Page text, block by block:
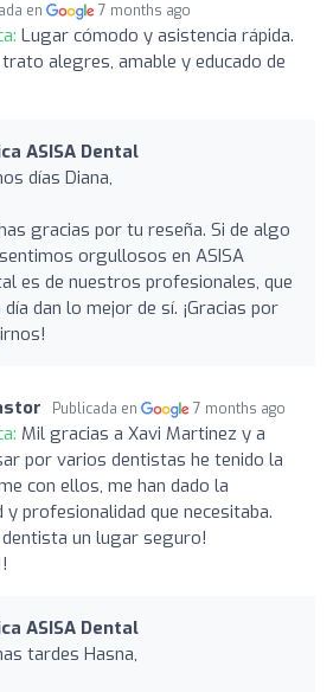
en 7 months ago
Lugar cómodo y asistencia rápida.
alegres, amable y educado de
ASISA Dental
días Diana,
gracias por tu reseña. Si de algo
orgullosos en ASISA
es de nuestros profesionales, que
día dan lo mejor de sí. ¡Gracias por
Publicada en 7 months ago
Mil gracias a Xavi Martinez y a
por varios dentistas he tenido la
con ellos, me han dado la
profesionalidad que necesitaba.
un lugar seguro!
ASISA Dental
tardes Hasna,